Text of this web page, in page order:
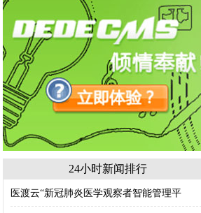
24小时新闻排行
医渡云“新冠肺炎医学观察者智能管理平